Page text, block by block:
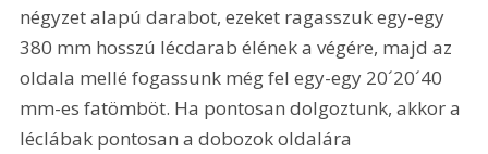
négyzet alapú darabot, ezeket ragasszuk egy-egy
380 mm hosszú lécdarab élének a végére, majd az
oldala mellé fogassunk még fel egy-egy 20´20´40
mm-es fatömböt. Ha pontosan dolgoztunk, akkor a
léclábak pontosan a dobozok oldalára